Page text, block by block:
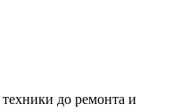
до ремонта и